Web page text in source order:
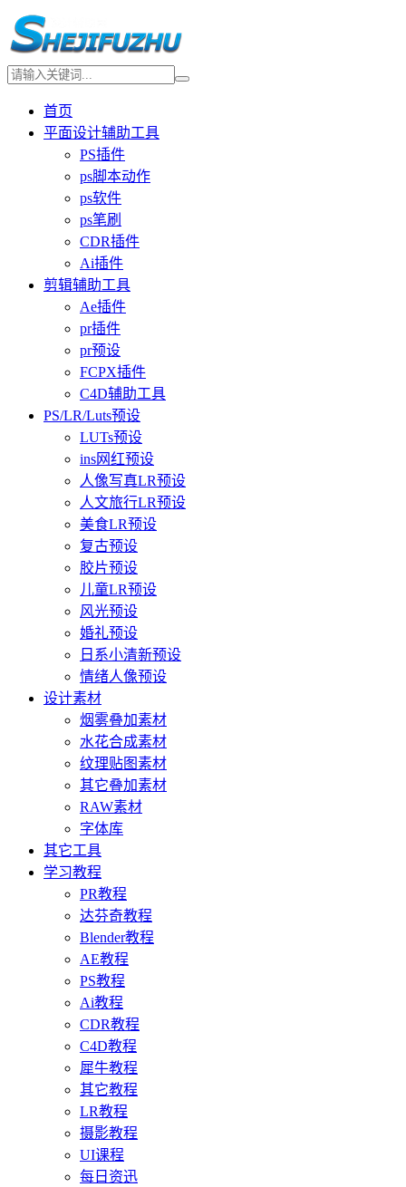
首页
平面设计辅助工具
PS插件
ps脚本动作
ps软件
ps笔刷
CDR插件
Ai插件
剪辑辅助工具
Ae插件
pr插件
pr预设
FCPX插件
C4D辅助工具
PS/LR/Luts预设
LUTs预设
ins网红预设
人像写真LR预设
人文旅行LR预设
美食LR预设
复古预设
胶片预设
儿童LR预设
风光预设
婚礼预设
日系小清新预设
情绪人像预设
设计素材
烟雾叠加素材
水花合成素材
纹理贴图素材
其它叠加素材
RAW素材
字体库
其它工具
学习教程
PR教程
达芬奇教程
Blender教程
AE教程
PS教程
Ai教程
CDR教程
C4D教程
犀牛教程
其它教程
LR教程
摄影教程
UI课程
每日资迅